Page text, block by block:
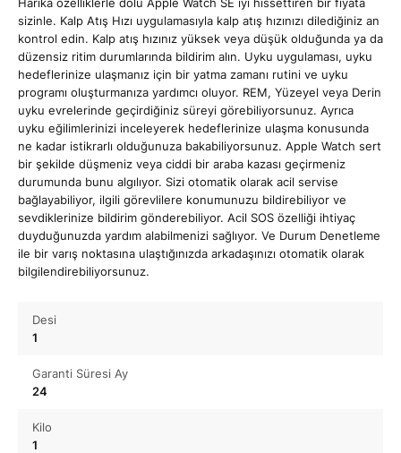
sizinle. Kalp Atış Hızı uygulamasıyla kalp atış hızınızı dilediğiniz an
kontrol edin. Kalp atış hızınız yüksek veya düşük olduğunda ya da
düzensiz ritim durumlarında bildirim alın. Uyku uygulaması, uyku
hedeflerinize ulaşmanız için bir yatma zamanı rutini ve uyku
programı oluşturmanıza yardımcı oluyor. REM, Yüzeyel veya Derin
uyku evrelerinde geçirdiğiniz süreyi görebiliyorsunuz. Ayrıca
uyku eğilimlerinizi inceleyerek hedeflerinize ulaşma konusunda
ne kadar istikrarlı olduğunuza bakabiliyorsunuz. Apple Watch sert
bir şekilde düşmeniz veya ciddi bir araba kazası geçirmeniz
durumunda bunu algılıyor. Sizi otomatik olarak acil servise
bağlayabiliyor, ilgili görevlilere konumunuzu bildirebiliyor ve
sevdiklerinize bildirim gönderebiliyor. Acil SOS özelliği ihtiyaç
duyduğunuzda yardım alabilmenizi sağlıyor. Ve Durum Denetleme
ile bir varış noktasına ulaştığınızda arkadaşınızı otomatik olarak
bilgilendirebiliyorsunuz.
Desi
1
Garanti Süresi Ay
24
Kilo
1